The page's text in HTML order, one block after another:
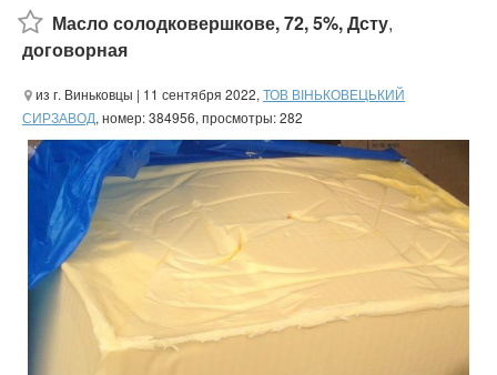
Масло солодковершкове, 72, 5%, Дсту,
договорная
из г. Виньковцы | 11 сентября 2022, ТОВ ВІНЬКОВЕЦЬКИЙ
СИРЗАВОД, номер: 384956, просмотры: 282